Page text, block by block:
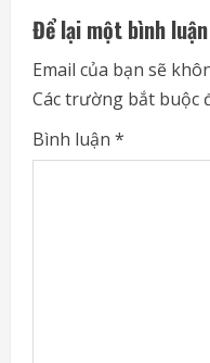
u
e
R
e
Để lại một bình luận
Email của bạn sẽ
Các trường bắt buộc
Bình luận *